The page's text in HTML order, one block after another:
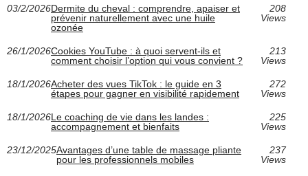
03/2/2026Dermite du cheval : comprendre, apaiser et
prévenir naturellement avec une huile
ozonée
208
Views
26/1/2026Cookies YouTube : à quoi servent-ils et
comment choisir l’option qui vous convient ?
213
Views
18/1/2026Acheter des vues TikTok : le guide en 3
étapes pour gagner en visibilité rapidement
272
Views
18/1/2026Le coaching de vie dans les landes :
accompagnement et bienfaits
225
Views
23/12/2025Avantages d’une table de massage pliante
pour les professionnels mobiles
237
Views